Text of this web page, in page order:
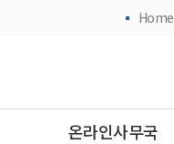
Home
온라인사무국